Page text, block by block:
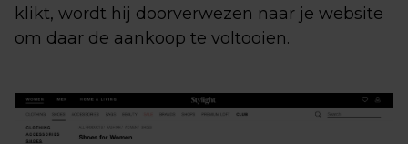
klikt, wordt hij doorverwezen naar je website
om daar de aankoop te voltooien.